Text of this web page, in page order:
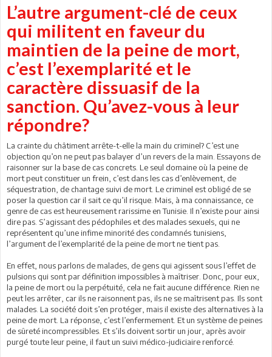
L’autre argument-clé de ceux
qui militent en faveur du
maintien de la peine de mort,
c’est l’exemplarité et le
caractère dissuasif de la
sanction. Qu’avez-vous à leur
répondre?
La crainte du châtiment arrête-t-elle la main du criminel? C’est une
objection qu’on ne peut pas balayer d’un revers de la main. Essayons de
raisonner sur la base de cas concrets. Le seul domaine où la peine de
mort peut constituer un frein, c’est dans les cas d’enlèvement, de
séquestration, de chantage suivi de mort. Le criminel est obligé de se
poser la question car il sait ce qu’il risque. Mais, à ma connaissance, ce
genre de cas est heureusement rarissime en Tunisie. Il n’existe pour ainsi
dire pas. S’agissant des pédophiles et des malades sexuels, qui ne
représentent qu’une infime minorité des condamnés tunisiens,
l’argument de l’exemplarité de la peine de mort ne tient pas.
En effet, nous parlons de malades, de gens qui agissent sous l’effet de
pulsions qui sont par définition impossibles à maîtriser. Donc, pour eux,
la peine de mort ou la perpétuité, cela ne fait aucune différence. Rien ne
peut les arrêter, car ils ne raisonnent pas, ils ne se maîtrisent pas. Ils sont
malades. La société doit s’en protéger, mais il existe des alternatives à la
peine de mort. La réponse, c’est l’enfermement. Et un système de peines
de sûreté incompressibles. Et s’ils doivent sortir un jour, après avoir
purgé toute leur peine, il faut un suivi médico-judiciaire renforcé.